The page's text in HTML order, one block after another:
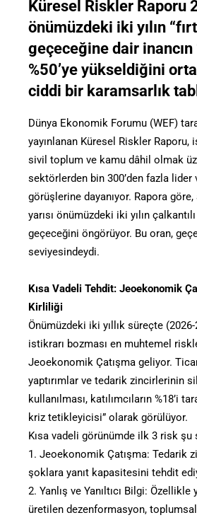
Küresel Riskler Raporu
önümüzdeki iki yılın
geçeceğine dair inancın
%50’ye yükseldiğini
ciddi bir karamsarlık
Dünya Ekonomik Forumu (WEF)
yayınlanan Küresel Riskler Raporu,
sivil toplum ve kamu dâhil olmak
sektörlerden bin 300’den fazla lider
görüşlerine dayanıyor. Rapora göre,
yarısı önümüzdeki iki yılın çalkantılı
geçeceğini öngörüyor. Bu oran,
seviyesindeydi.
Kısa Vadeli Tehdit: Jeoekonomik
Kirliliği
Önümüzdeki iki yıllık süreçte
istikrarı bozması en muhtemel
Jeoekonomik Çatışma geliyor.
yaptırımlar ve tedarik zincirlerinin
kullanılması, katılımcıların %18’i
kriz tetikleyicisi” olarak görülüyor.
Kısa vadeli görünümde ilk 3 risk şu
1. Jeoekonomik Çatışma: Tedarik
şoklara yanıt kapasitesini tehdit
2. Yanlış ve Yanıltıcı Bilgi:
üretilen dezenformasyon,